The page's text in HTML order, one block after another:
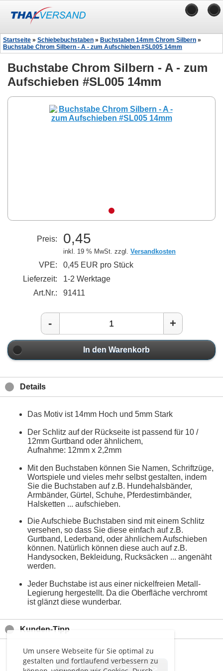
Um unsere Webseite für Sie optimal zu
gestalten und fortlaufend verbessern zu
Startseite » Schiebebuchstaben » Buchstaben 14mm Chrom Silbern »
Buchstabe Chrom Silbern - A - zum Aufschieben #SL005 14mm
Buchstabe Chrom Silbern - A - zum
Aufschieben #SL005 14mm
Preis: 0,45
inkl. 19 % MwSt. zzgl. Versandkosten
VPE:
0,45 EUR pro Stück
Lieferzeit:
1-2 Werktage
Art.Nr.:
91411
- +
In den Warenkorb
Details
Das Motiv ist 14mm Hoch und 5mm Stark
Der Schlitz auf der Rückseite ist passend für 10 /
12mm Gurtband oder ähnlichem,
Aufnahme: 12mm x 2,2mm
Mit den Buchstaben können Sie Namen, Schriftzüge,
Wortspiele und vieles mehr selbst gestalten, indem
Sie die Buchstaben auf z.B. Hundehalsbänder,
Armbänder, Gürtel, Schuhe, Pferdestirnbänder,
Halsketten ... aufschieben.
Die Aufschiebe Buchstaben sind mit einem Schlitz
versehen, so dass Sie diese einfach auf z.B.
Gurtband, Lederband, oder ähnlichem Aufschieben
können. Natürlich können diese auch auf z.B.
Handysocken, Bekleidung, Rucksäcken ... angenäht
werden.
Jeder Buchstabe ist aus einer nickelfreien Metall-
Legierung hergestellt. Da die Oberfläche verchromt
ist glänzt diese wunderbar.
Kunden-Tipp
<< < > >>